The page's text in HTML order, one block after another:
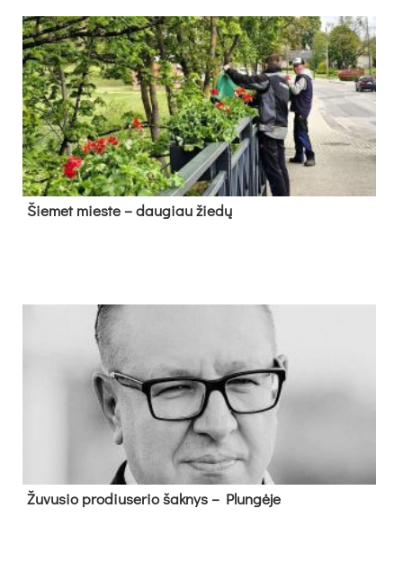
Šie­met mies­te – dau­giau žie­dų
Žu­vu­sio pro­diu­se­rio šak­nys – Plun­gė­je